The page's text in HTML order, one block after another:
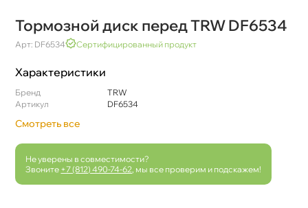
Тормозной диск перед TRW DF6534
Арт: DF6534 Сертифицированный продукт
Характеристики
Бренд
TRW
Артикул
DF6534
Смотреть все
Не уверены в совместимости?
Звоните +7 (812) 490-74-62 , мы все проверим и подскажем!